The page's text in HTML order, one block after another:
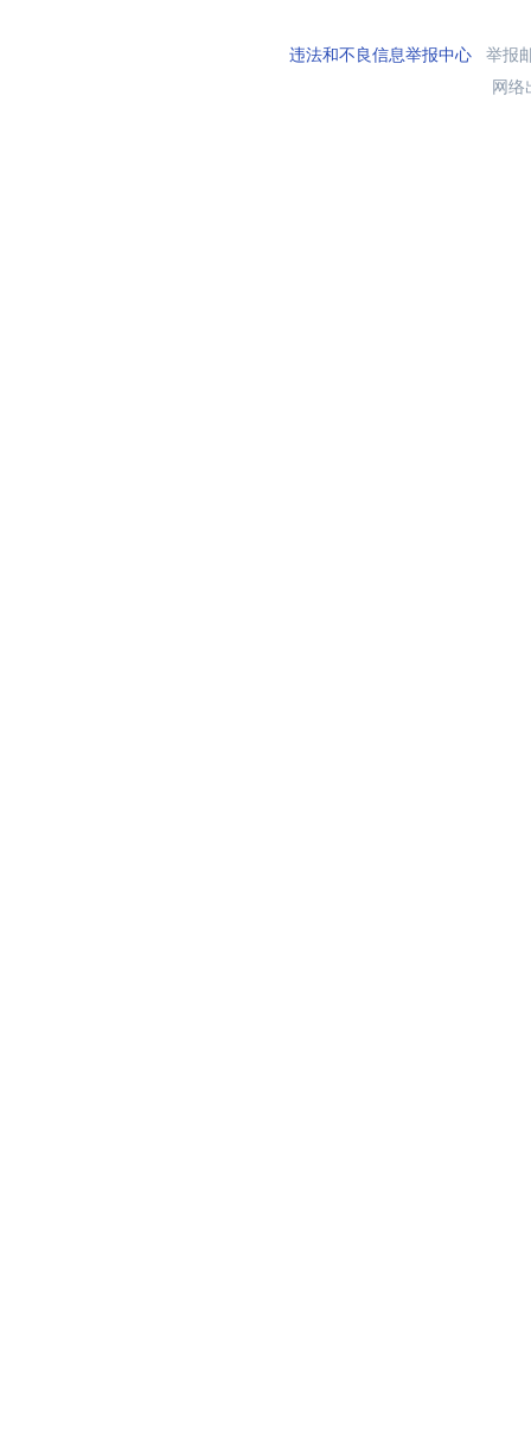
违法和不良信息举报中心举报
网